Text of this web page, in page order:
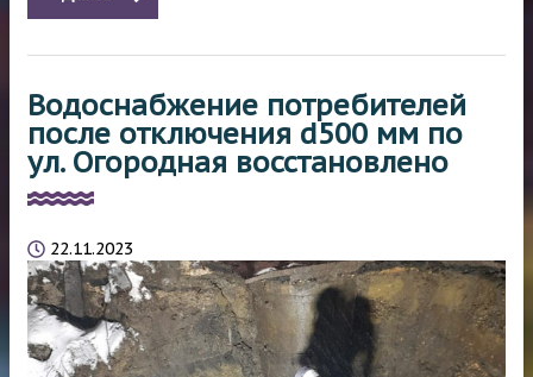
Водоснабжение потребителей
после отключения d500 мм по
ул. Огородная восстановлено
22.11.2023